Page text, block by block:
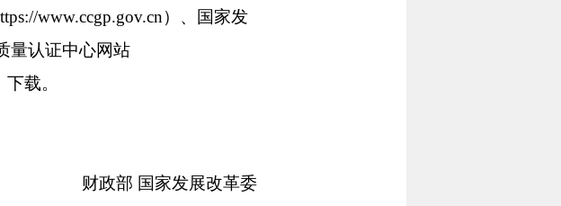
www.ccgp.gov.cn）、国家发
量认证中心网站
载。
财政部 国家发展改革委